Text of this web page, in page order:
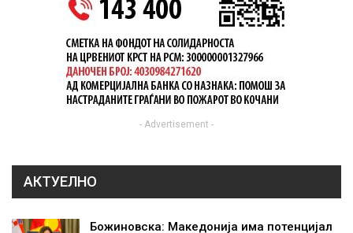
- Advertisement -
АКТУЕЛНО
Божиновска: Македонија има потенцијал